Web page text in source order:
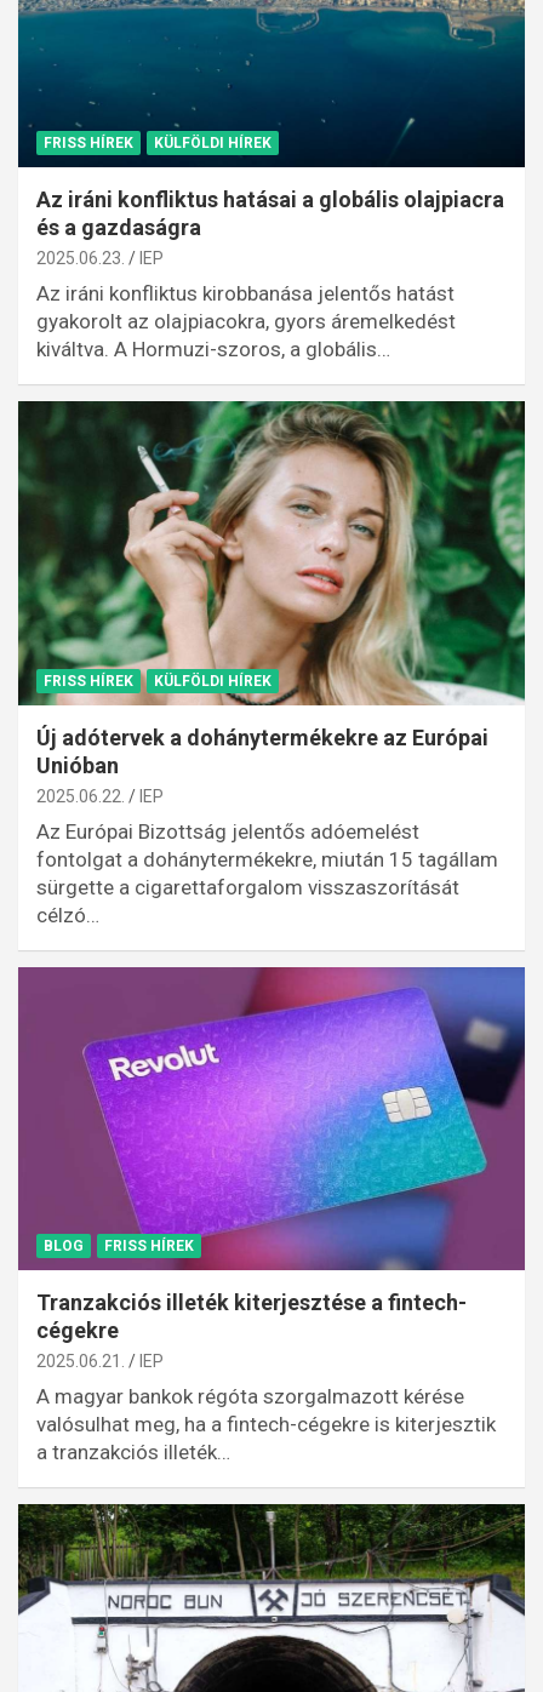
FRISS HÍREK KÜLFÖLDI HÍREK
Az iráni konfliktus hatásai a globális olajpiacra
és a gazdaságra
2025.06.23. IEP
Az iráni konfliktus kirobbanása jelentős hatást
gyakorolt az olajpiacokra, gyors áremelkedést
kiváltva. A Hormuzi-szoros, a globális…
FRISS HÍREK KÜLFÖLDI HÍREK
Új adótervek a dohánytermékekre az Európai
Unióban
2025.06.22. IEP
Az Európai Bizottság jelentős adóemelést
fontolgat a dohánytermékekre, miután 15 tagállam
sürgette a cigarettaforgalom visszaszorítását
célzó…
BLOG FRISS HÍREK
Tranzakciós illeték kiterjesztése a fintech-
cégekre
2025.06.21. IEP
A magyar bankok régóta szorgalmazott kérése
valósulhat meg, ha a fintech-cégekre is kiterjesztik
a tranzakciós illeték…